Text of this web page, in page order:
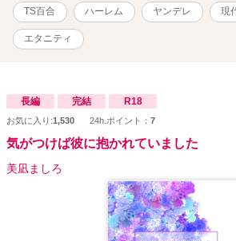
し、百合の女の子って見つける方が難しい
とこいつら」「だ、誰を」「選ぶのかしら？
めてくる。女同士なのに。いや僕は嬉しいけ
重いっていうか修羅場ってる。誰か助けて。
情のもつれ？ ◆TS転生×学園ラブコメ×百合
後の人生を平和に過ごそうと無駄に努力した
で愛が重い系ヒロインたちにロックオンされ
おはなし。 ◆いつもの通りにじわじわと絡め
いて嘆くさまをご堪能ください。 ◆この作品
数サイト同時掲載です。
TS百合 ハーレム ヤンデレ 現
エタニティ
長編 完結 R18
お気に入り:1,530 24h.ポイント： 7
気がつけば彼に抱かれていました
美凪ましろ